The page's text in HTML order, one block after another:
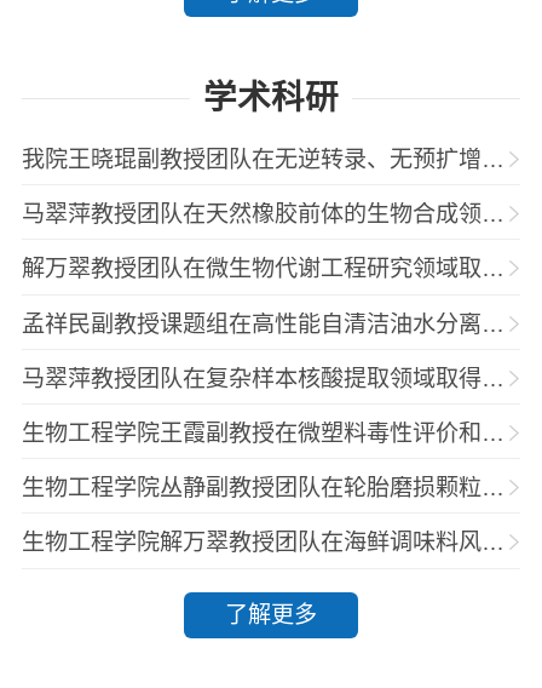
学术科研
我院王晓琨副教授团队在无逆转录、无预扩增的miRNA可视化检测领域取得新进展
马翠萍教授团队在天然橡胶前体的生物合成领域取得新进展
解万翠教授团队在微生物代谢工程研究领域取得新进展
孟祥民副教授课题组在高性能自清洁油水分离膜领域取得新进展
马翠萍教授团队在复杂样本核酸提取领域取得新进展
生物工程学院王霞副教授在微塑料毒性评价和吸附研究中取得最新进展
生物工程学院丛静副教授团队在轮胎磨损颗粒毒理学研究中取得系列重要进展
生物工程学院解万翠教授团队在海鲜调味料风味组学及品质调控领域研究取得新进展
了解更多